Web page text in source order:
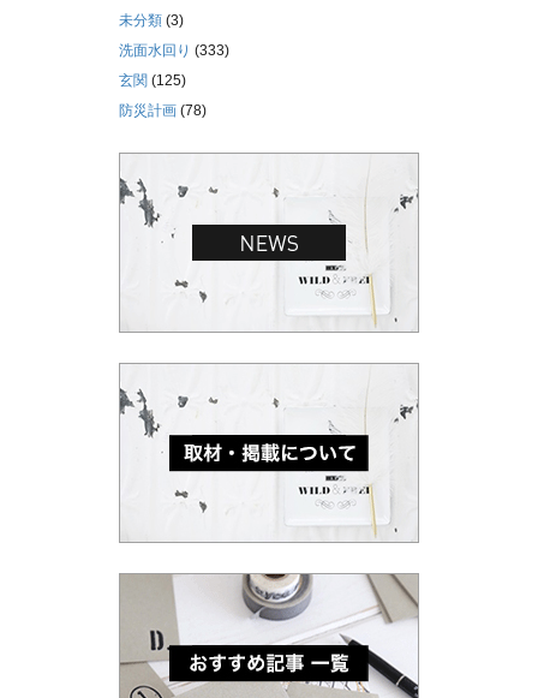
未分類 (3)
洗面水回り (333)
玄関 (125)
防災計画 (78)